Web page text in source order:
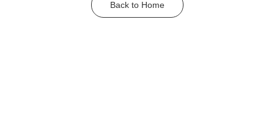
Back to Home